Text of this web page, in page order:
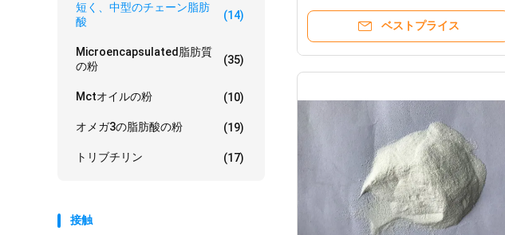
短く、中型のチェーン脂肪
酸
(14)
Microencapsulated脂肪質
の粉
(35)
Mctオイルの粉 (10)
オメガ3の脂肪酸の粉 (19)
トリブチリン (17)
接触
ベストプライス